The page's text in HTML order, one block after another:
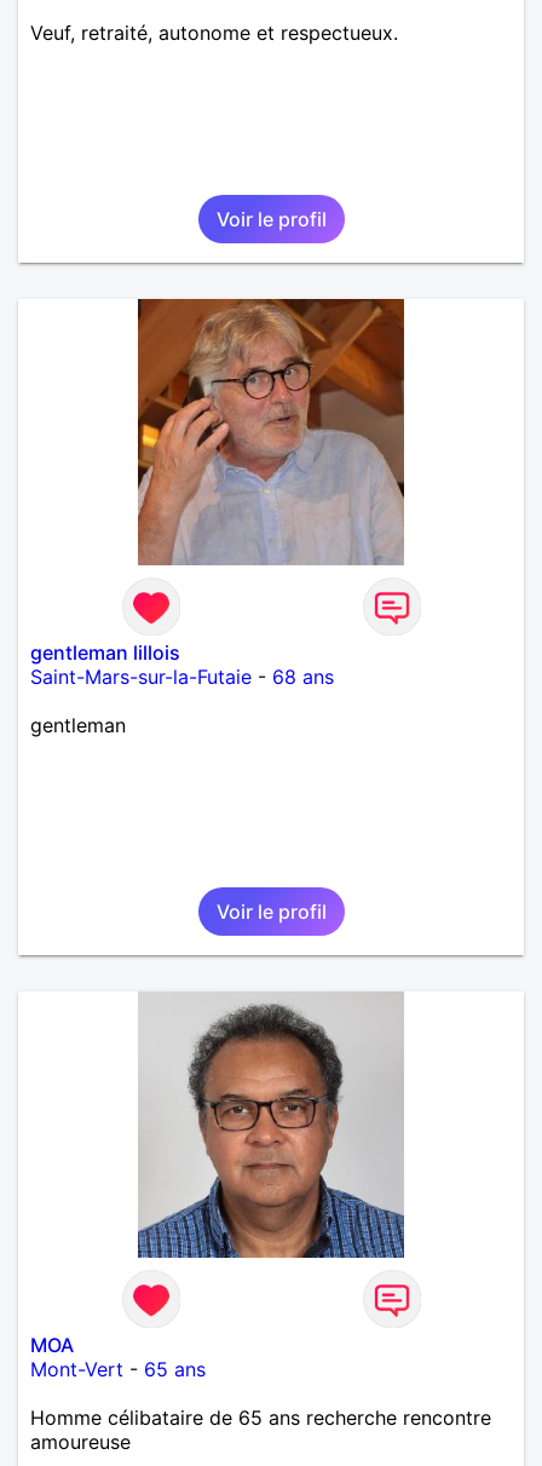
Veuf, retraité, autonome et respectueux.
Voir le profil
gentleman lillois
Saint-Mars-sur-la-Futaie - 68 ans
gentleman
Voir le profil
MOA
Mont-Vert - 65 ans
Homme célibataire de 65 ans recherche rencontre
amoureuse